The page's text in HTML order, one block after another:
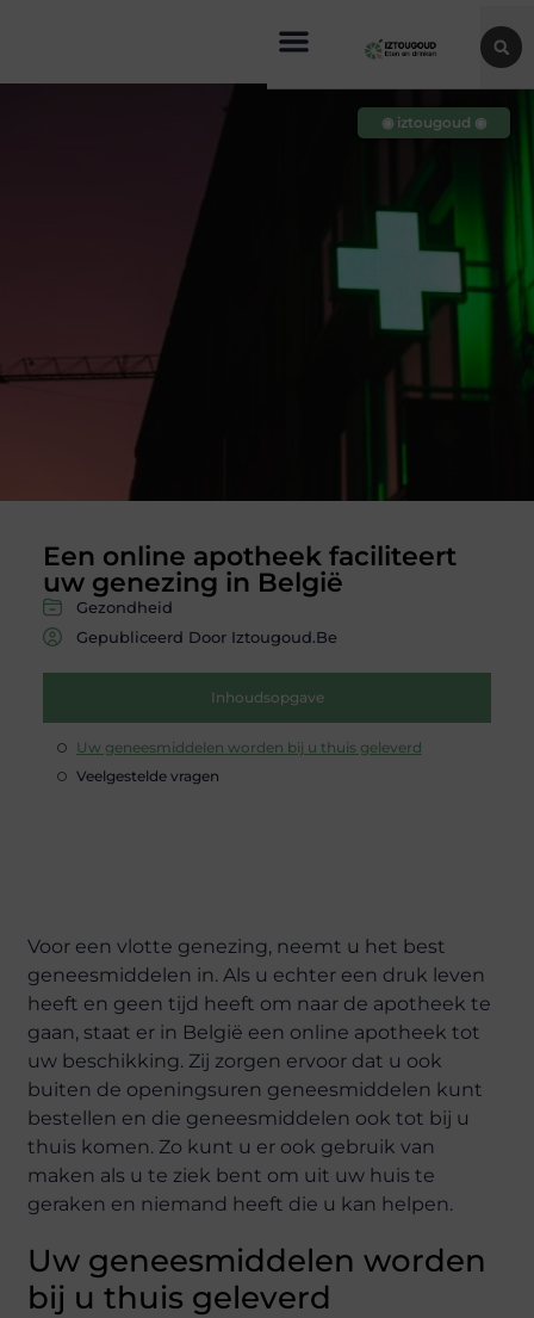
Een online apotheek faciliteert
uw genezing in België
Gezondheid
Gepubliceerd Door Iztougoud.be
Inhoudsopgave
Uw geneesmiddelen worden bij u thuis geleverd
Veelgestelde vragen
◉ iztougoud ◉
Voor een vlotte genezing, neemt u het best
geneesmiddelen in. Als u echter een druk leven
heeft en geen tijd heeft om naar de apotheek te
gaan, staat er in België een online apotheek tot
uw beschikking. Zij zorgen ervoor dat u ook
buiten de openingsuren geneesmiddelen kunt
bestellen en die geneesmiddelen ook tot bij u
thuis komen. Zo kunt u er ook gebruik van
maken als u te ziek bent om uit uw huis te
geraken en niemand heeft die u kan helpen.
Uw geneesmiddelen worden
bij u thuis geleverd